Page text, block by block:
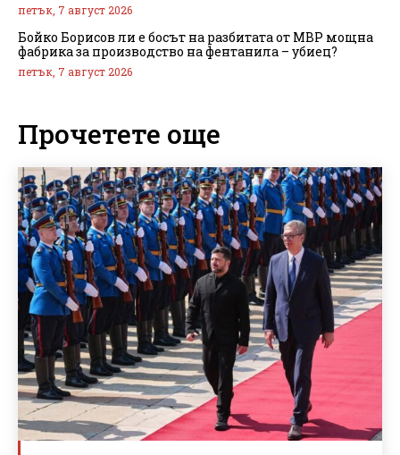
петък, 7 август 2026
Бойко Борисов ли е босът на разбитата от МВР мощна
фабрика за производство на фентанила – убиец?
петък, 7 август 2026
Прочетете още